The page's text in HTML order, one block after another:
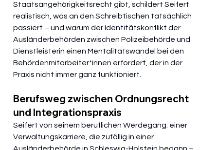
Staatsangehörigkeitsrecht gibt, schildert Seifert
realistisch, was an den Schreibtischen tatsächlich
passiert – und warum der Identitätskonflikt der
Ausländerbehörden zwischen Polizeibehörde und
Dienstleisterin einen Mentalitätswandel bei den
Behördenmitarbeiter*innen erfordert, der in der
Praxis nicht immer ganz funktioniert.
Berufsweg zwischen Ordnungsrecht
und Integrationspraxis
Seifert von seinem beruflichen Werdegang: einer
Verwaltungskarriere, die zufällig in einer